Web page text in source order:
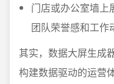
门店或办公室墙上
团队荣誉感和工作
其实，数据大屏生成
构建数据驱动的运营